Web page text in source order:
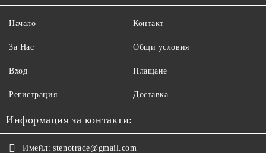
Начало
За Нас
Вход
Регистрация
Контакт
Общи условия
Плащане
Доставка
Информация за контакти:
Имейл: stenotrade@gmail.com